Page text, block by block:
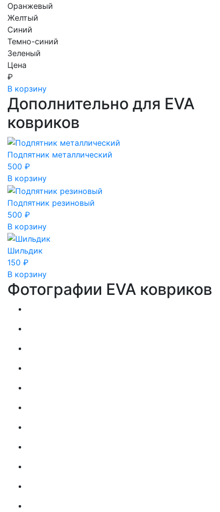
Оранжевый
Желтый
Синий
Темно-синий
Зеленый
Цена
₽
В корзину
Дополнительно для EVA
ковриков
Подпятник металлический
500 ₽
В корзину
Подпятник резиновый
500 ₽
В корзину
Шильдик
150 ₽
В корзину
Фотографии EVA ковриков